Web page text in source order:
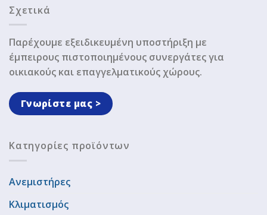
Σχετικά
Παρέχουμε εξειδικευμένη υποστήριξη με
έμπειρους πιστοποιημένους συνεργάτες για
οικιακούς και επαγγελματικούς χώρους.
Γνωρίστε μας >
Κατηγορίες προϊόντων
Ανεμιστήρες
Κλιματισμός